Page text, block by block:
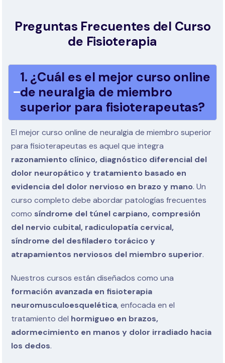
Preguntas Frecuentes del Curso
de Fisioterapia
1. ¿Cuál es el mejor curso online
de neuralgia de miembro
superior para fisioterapeutas?
El mejor curso online de neuralgia de miembro superior
para fisioterapeutas es aquel que integra
razonamiento clínico, diagnóstico diferencial del
dolor neuropático y tratamiento basado en
evidencia del dolor nervioso en brazo y mano. Un
curso completo debe abordar patologías frecuentes
como síndrome del túnel carpiano, compresión
del nervio cubital, radiculopatía cervical,
síndrome del desfiladero torácico y
atrapamientos nerviosos del miembro superior.
Nuestros cursos están diseñados como una
formación avanzada en fisioterapia
neuromusculoesquelética, enfocada en el
tratamiento del hormigueo en brazos,
adormecimiento en manos y dolor irradiado hacia
los dedos.